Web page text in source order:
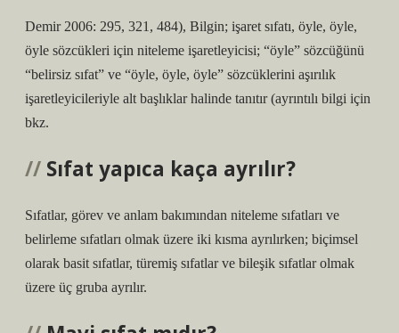
Demir 2006: 295, 321, 484), Bilgin; işaret sıfatı, öyle, öyle,
öyle sözcükleri için niteleme işaretleyicisi; “öyle” sözcüğünü
“belirsiz sıfat” ve “öyle, öyle, öyle” sözcüklerini aşırılık
işaretleyicileriyle alt başlıklar halinde tanıtır (ayrıntılı bilgi için
bkz.
Sıfat yapıca kaça ayrılır?
Sıfatlar, görev ve anlam bakımından niteleme sıfatları ve
belirleme sıfatları olmak üzere iki kısma ayrılırken; biçimsel
olarak basit sıfatlar, türemiş sıfatlar ve bileşik sıfatlar olmak
üzere üç gruba ayrılır.